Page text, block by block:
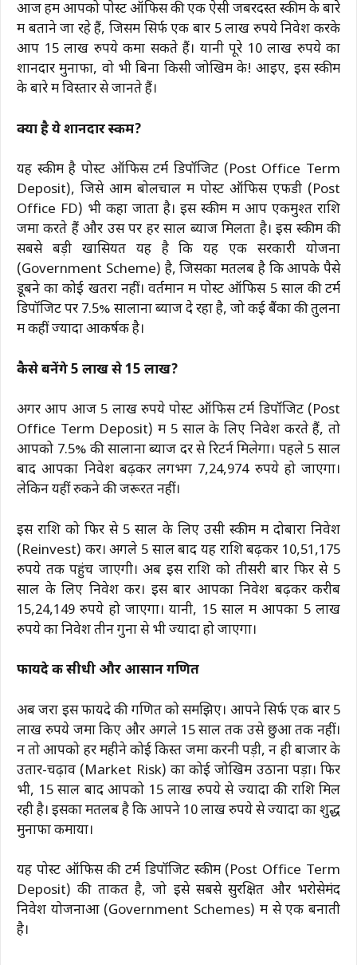
आज हम आपको पोस्ट ऑफिस की एक ऐसी जबरदस्त स्कीम के बारे
में बताने जा रहे हैं, जिसमें सिर्फ एक बार 5 लाख रुपये निवेश करके
आप 15 लाख रुपये कमा सकते हैं। यानी पूरे 10 लाख रुपये का
शानदार मुनाफा, वो भी बिना किसी जोखिम के! आइए, इस स्कीम
के बारे में विस्तार से जानते हैं।
क्या है ये शानदार स्कीम?
यह स्कीम है पोस्ट ऑफिस टर्म डिपॉजिट (Post Office Term
Deposit), जिसे आम बोलचाल में पोस्ट ऑफिस एफडी (Post
Office FD) भी कहा जाता है। इस स्कीम में आप एकमुश्त राशि
जमा करते हैं और उस पर हर साल ब्याज मिलता है। इस स्कीम की
सबसे बड़ी खासियत यह है कि यह एक सरकारी योजना
(Government Scheme) है, जिसका मतलब है कि आपके पैसे
डूबने का कोई खतरा नहीं। वर्तमान में पोस्ट ऑफिस 5 साल की टर्म
डिपॉजिट पर 7.5% सालाना ब्याज दे रहा है, जो कई बैंकों की तुलना
में कहीं ज्यादा आकर्षक है।
कैसे बनेंगे 5 लाख से 15 लाख?
अगर आप आज 5 लाख रुपये पोस्ट ऑफिस टर्म डिपॉजिट (Post
Office Term Deposit) में 5 साल के लिए निवेश करते हैं, तो
आपको 7.5% की सालाना ब्याज दर से रिटर्न मिलेगा। पहले 5 साल
बाद आपका निवेश बढ़कर लगभग 7,24,974 रुपये हो जाएगा।
लेकिन यहीं रुकने की जरूरत नहीं।
इस राशि को फिर से 5 साल के लिए उसी स्कीम में दोबारा निवेश
(Reinvest) करें। अगले 5 साल बाद यह राशि बढ़कर 10,51,175
रुपये तक पहुंच जाएगी। अब इस राशि को तीसरी बार फिर से 5
साल के लिए निवेश करें। इस बार आपका निवेश बढ़कर करीब
15,24,149 रुपये हो जाएगा। यानी, 15 साल में आपका 5 लाख
रुपये का निवेश तीन गुना से भी ज्यादा हो जाएगा।
फायदे की सीधी और आसान गणित
अब जरा इस फायदे की गणित को समझिए। आपने सिर्फ एक बार 5
लाख रुपये जमा किए और अगले 15 साल तक उसे छुआ तक नहीं।
न तो आपको हर महीने कोई किस्त जमा करनी पड़ी, न ही बाजार के
उतार-चढ़ाव (Market Risk) का कोई जोखिम उठाना पड़ा। फिर
भी, 15 साल बाद आपको 15 लाख रुपये से ज्यादा की राशि मिल
रही है। इसका मतलब है कि आपने 10 लाख रुपये से ज्यादा का शुद्ध
मुनाफा कमाया।
यह पोस्ट ऑफिस की टर्म डिपॉजिट स्कीम (Post Office Term
Deposit) की ताकत है, जो इसे सबसे सुरक्षित और भरोसेमंद
निवेश योजनाओं (Government Schemes) में से एक बनाती
है।